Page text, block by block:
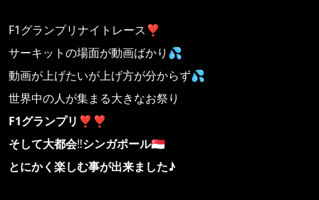
F1グランプリナイトレース❣️
サーキットの場面が動画ばかり💦
動画が上げたいが上げ方が分からず💦
世界中の人が集まる大きなお祭り
F1グランプリ ❣️❣️
そして大都会‼️シンガポール🇸🇬
とにかく楽しむ事が出来ました♪